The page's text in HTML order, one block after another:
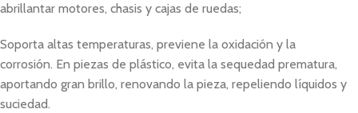
abrillantar motores, chasis y cajas de ruedas;
Soporta altas temperaturas, previene la oxidación y la
corrosión. En piezas de plástico, evita la sequedad prematura,
aportando gran brillo, renovando la pieza, repeliendo líquidos y
suciedad.